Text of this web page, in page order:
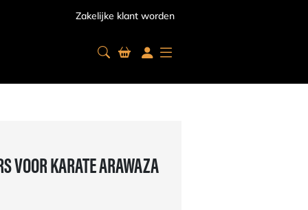
Zakelijke klant worden
VOOR KARATE ARAWAZA